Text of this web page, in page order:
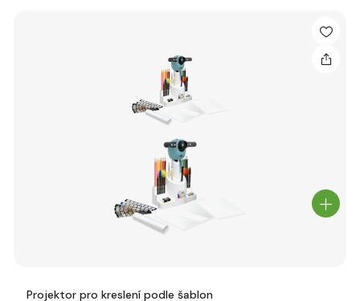
Projektor pro kreslení podle šablon